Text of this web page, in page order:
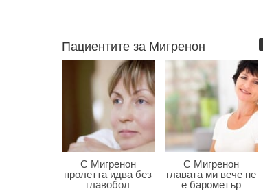
Пациентите за Мигренон
С Мигренон
пролетта идва без
главобол
С Мигренон
главата ми вече не
е барометър